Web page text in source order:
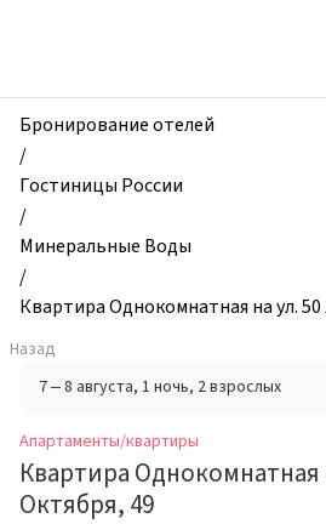
и
квартиры,
Квартира
Однокомнатная
на
ул.
50
Лет
Октября,
49,
Минеральные
Воды,
Россия
Бронирование отелей
/
Гостиницы России
/
Минеральные Воды
/
Квартира Однокомнатная на ул.
Назад
7 – 8 августа, 1 ночь, 2 взрослых
Апартаменты/квартиры
Квартира Однокомнатная
Октября, 49